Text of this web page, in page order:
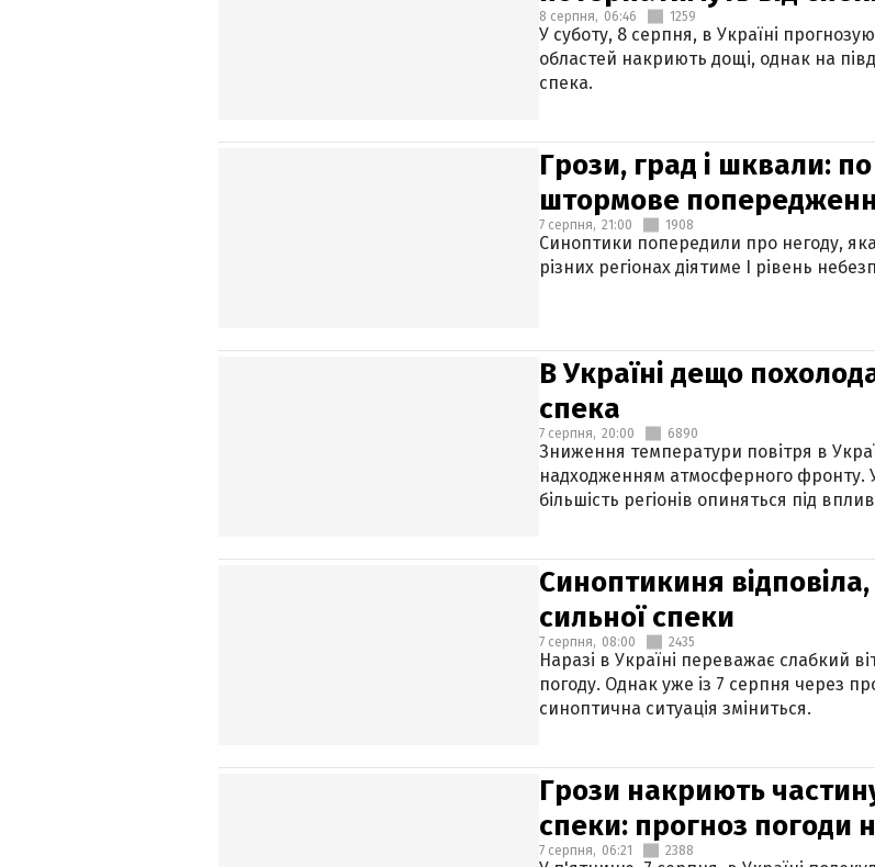
8 серпня, 06:46 1259
У суботу, 8 серпня, в Україні
областей накриють дощі, однак на
спека.
Грози, град і шквали:
штормове
7 серпня, 21:00 1908
Синоптики попередили про негоду,
різних регіонах діятиме І рівень
В Україні дещо
спека
7 серпня, 20:00 6890
Зниження температури повітря в
надходженням атмосферного фронту.
більшість регіонів опиняться під
Синоптикиня
сильної спеки
7 серпня, 08:00 2435
Наразі в Україні переважає слабкий
погоду. Однак уже із 7 серпня через
синоптична ситуація зміниться.
Грози накриють
спеки: прогноз погоди
7 серпня, 06:21 2388